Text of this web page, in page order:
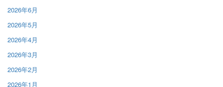
2026年6月
2026年5月
2026年4月
2026年3月
2026年2月
2026年1月